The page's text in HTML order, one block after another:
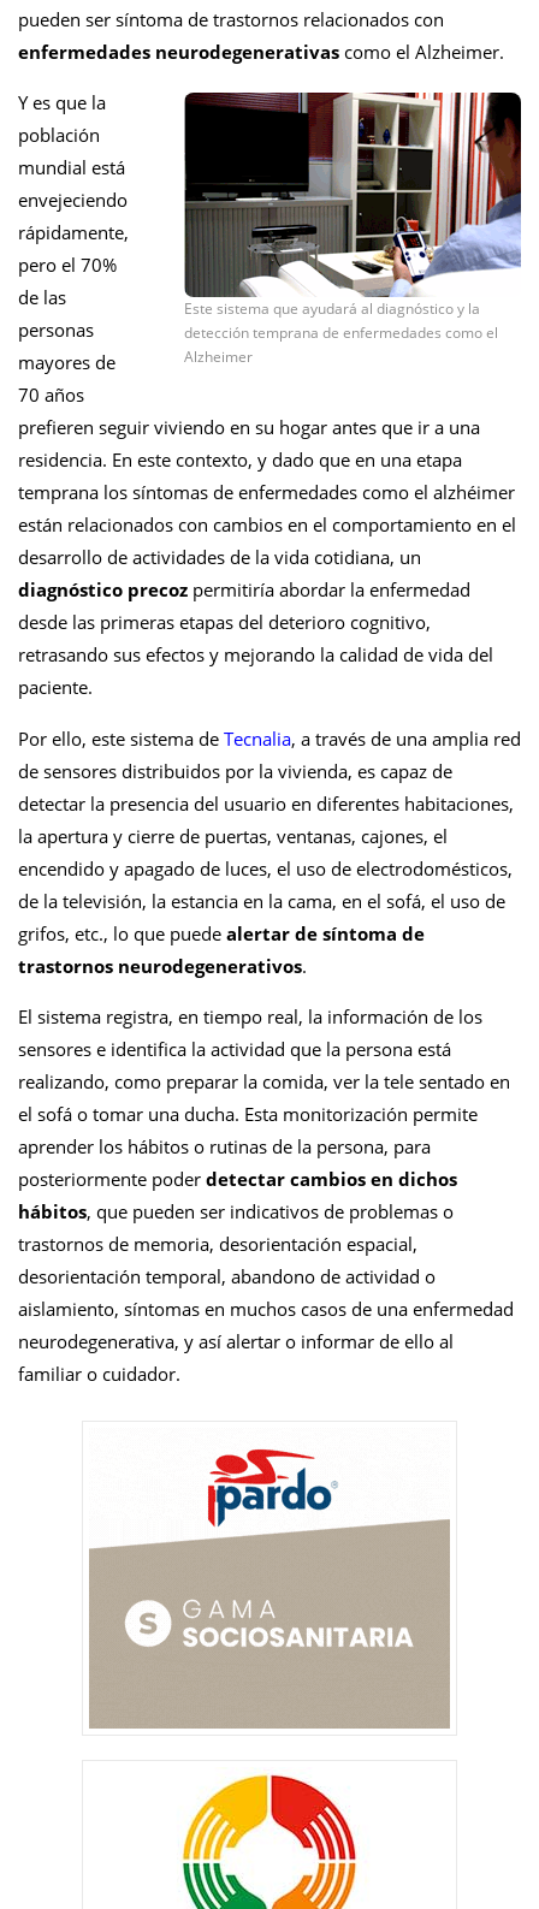
pueden ser síntoma de trastornos relacionados con
enfermedades neurodegenerativas como el Alzheimer.
Este sistema que ayudará al diagnóstico y la
detección temprana de enfermedades como el
Alzheimer
Y es que la
población
mundial está
envejeciendo
rápidamente,
pero el 70%
de las
personas
mayores de
70 años
prefieren seguir viviendo en su hogar antes que ir a una
residencia. En este contexto, y dado que en una etapa
temprana los síntomas de enfermedades como el alzhéimer
están relacionados con cambios en el comportamiento en el
desarrollo de actividades de la vida cotidiana, un
diagnóstico precoz permitiría abordar la enfermedad
desde las primeras etapas del deterioro cognitivo,
retrasando sus efectos y mejorando la calidad de vida del
paciente.
Por ello, este sistema de Tecnalia, a través de una amplia red
de sensores distribuidos por la vivienda, es capaz de
detectar la presencia del usuario en diferentes habitaciones,
la apertura y cierre de puertas, ventanas, cajones, el
encendido y apagado de luces, el uso de electrodomésticos,
de la televisión, la estancia en la cama, en el sofá, el uso de
grifos, etc., lo que puede alertar de síntoma de
trastornos neurodegenerativos.
El sistema registra, en tiempo real, la información de los
sensores e identifica la actividad que la persona está
realizando, como preparar la comida, ver la tele sentado en
el sofá o tomar una ducha. Esta monitorización permite
aprender los hábitos o rutinas de la persona, para
posteriormente poder detectar cambios en dichos
hábitos, que pueden ser indicativos de problemas o
trastornos de memoria, desorientación espacial,
desorientación temporal, abandono de actividad o
aislamiento, síntomas en muchos casos de una enfermedad
neurodegenerativa, y así alertar o informar de ello al
familiar o cuidador.